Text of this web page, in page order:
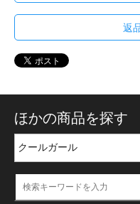
返
ほかの商品を探す